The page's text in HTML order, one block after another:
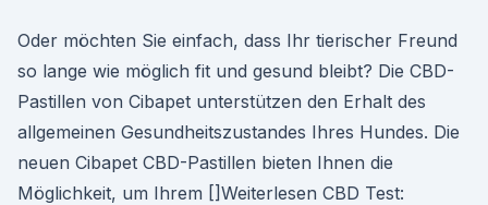
Oder möchten Sie einfach, dass Ihr tierischer Freund
so lange wie möglich fit und gesund bleibt? Die CBD-
Pastillen von Cibapet unterstützen den Erhalt des
allgemeinen Gesundheitszustandes Ihres Hundes. Die
neuen Cibapet CBD-Pastillen bieten Ihnen die
Möglichkeit, um Ihrem []Weiterlesen CBD Test: